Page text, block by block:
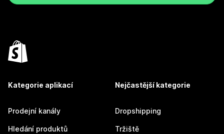
Kategorie aplikací
Prodejní kanály
Hledání produktů
Nejčastější kategorie
Dropshipping
Tržiště